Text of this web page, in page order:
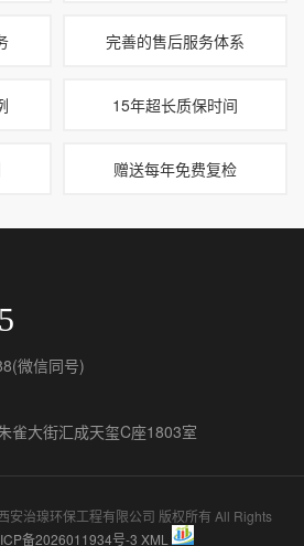
完善的售后服务体系
15年超长质保时间
赠送每年免费复检
微信同号)
雀大街汇成天玺C座1803室
安治瑔环保工程有限公司 版权所有 All Rights
备2026011934号-3 XML